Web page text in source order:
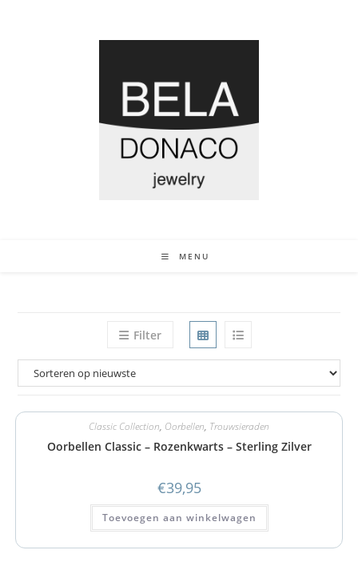
MENU
Filter
Classic Collection, Oorbellen, Trouwsieraden
Oorbellen Classic – Rozenkwarts – Sterling Zilver
€39,95
Toevoegen aan winkelwagen